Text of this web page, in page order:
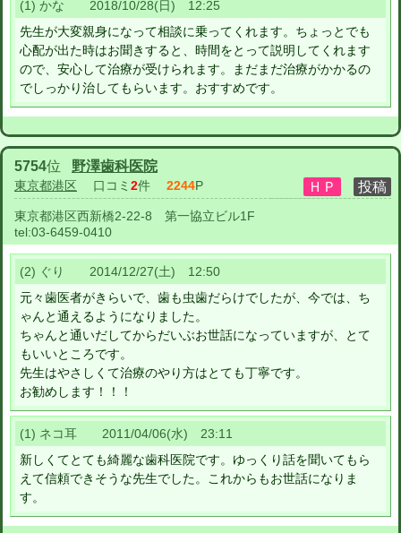
(1) かな 2018/10/28(日) 12:25
先生が大変親身になって相談に乗ってくれます。ちょっとでも
心配が出た時はお聞きすると、時間をとって説明してくれます
ので、安心して治療が受けられます。まだまだ治療がかかるの
でしっかり治してもらいます。おすすめです。
5754位 野澤歯科医院
東京都港区 口コミ 2件 2244P
東京都港区西新橋2-22-8 第一協立ビル1F
tel:03-6459-0410
(2) ぐり 2014/12/27(土) 12:50
元々歯医者がきらいで、歯も虫歯だらけでしたが、今では、ち
ゃんと通えるようになりました。
ちゃんと通いだしてからだいぶお世話になっていますが、とて
もいいところです。
先生はやさしくて治療のやり方はとても丁寧です。
お勧めします！！！
(1) ネコ耳 2011/04/06(水) 23:11
新しくてとても綺麗な歯科医院です。ゆっくり話を聞いてもら
えて信頼できそうな先生でした。これからもお世話になりま
す。